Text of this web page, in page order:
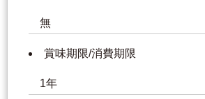
無
賞味期限/消費期限
1年